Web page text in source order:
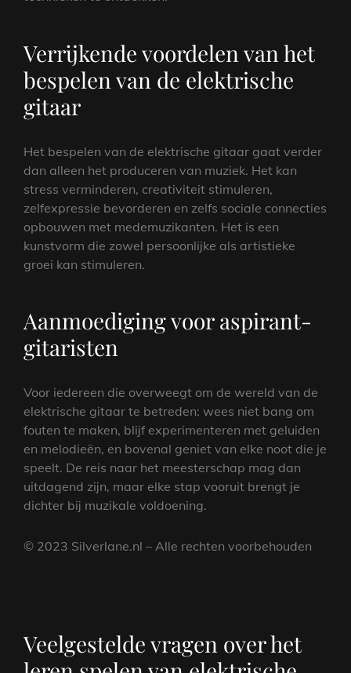
Verrijkende voordelen van het
bespelen van de elektrische
gitaar
Het bespelen van de elektrische gitaar gaat verder
dan alleen het produceren van muziek. Het kan
stress verminderen, creativiteit stimuleren,
zelfexpressie bevorderen en zelfs sociale connecties
opbouwen met medemuzikanten. Het is een
kunstvorm die zowel persoonlijke als artistieke
groei kan stimuleren.
Aanmoediging voor aspirant-
gitaristen
Voor iedereen die overweegt om de wereld van de
elektrische gitaar te betreden: wees niet bang om
fouten te maken, blijf experimenteren met geluiden
en melodieën, en bovenal geniet van elke noot die je
speelt. De reis naar het meesterschap mag dan
uitdagend zijn, maar elke stap vooruit brengt je
dichter bij muzikale voldoening.
© 2023 Silverlane.nl – Alle rechten voorbehouden
Veelgestelde vragen over het